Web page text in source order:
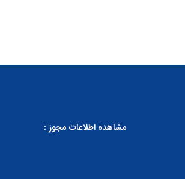
مشاهده اطلاعات مجوز :